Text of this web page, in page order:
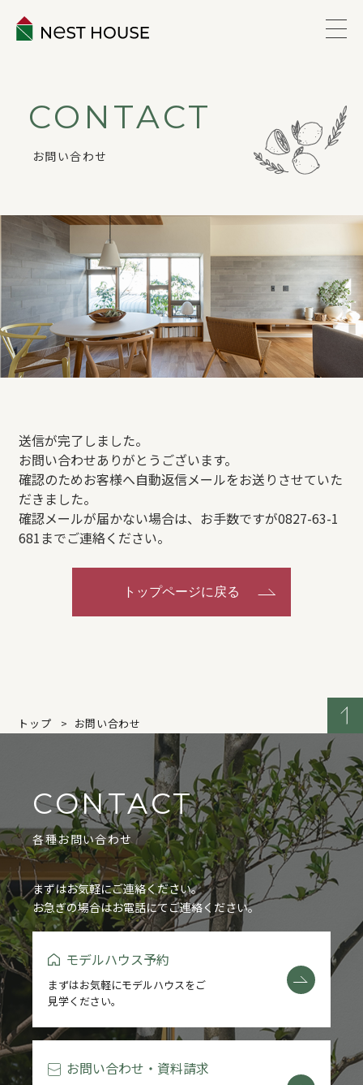
ABOUT
LINEUP
VOICE
ESTATE
REFORM
BLOG
COMPANY
新築住宅のお問い合わせ
CONTACT
お問い合わせ
送信が完了しました。
お問い合わせありがとうございます。
確認のためお客様へ自動返信メールをお送りさせていた
だきました。
確認メールが届かない場合は、お手数ですが0827-63-1
681までご連絡ください。
トップページに戻る
トップ お問い合わせ
CONTACT
各種お問い合わせ
まずはお気軽にご連絡ください。
お急ぎの場合はお電話にてご連絡ください。
モデルハウス予約
まずはお気軽にモデルハウスをご
見学ください。
お問い合わせ・資料請求